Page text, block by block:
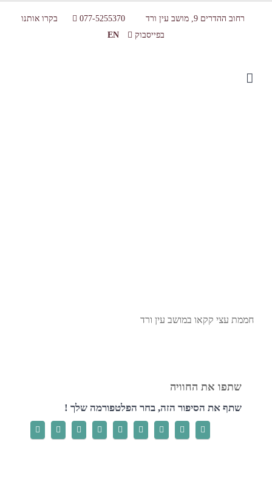
רחוב ההדרים 9, מושב עין ורד 077-5255370
בקרו אותנו
בפייסבוק
EN
חממת עצי קקאו במושב עין ורד
שתף את הסיפור הזה, בחר הפלטפורמה שלך !